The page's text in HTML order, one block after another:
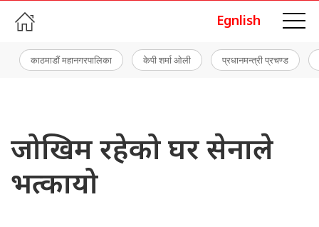
Egnlish
काठमाडौं महानगरपालिका केपी शर्मा ओली प्रधानमन्त्री प्रचण्ड
जोखिम रहेको घर सेनाले
भत्कायो